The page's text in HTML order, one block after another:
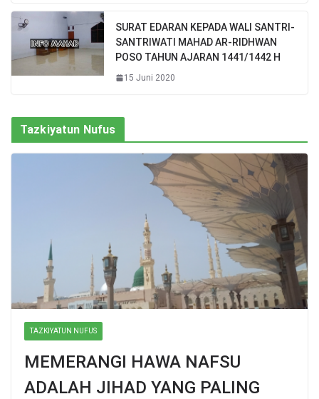
SURAT EDARAN KEPADA WALI SANTRI-
SANTRIWATI MAHAD AR-RIDHWAN
POSO TAHUN AJARAN 1441/1442 H
15 Juni 2020
Tazkiyatun Nufus
TAZKIYATUN NUFUS
MEMERANGI HAWA NAFSU
ADALAH JIHAD YANG PALING